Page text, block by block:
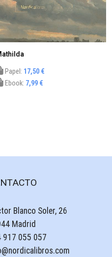
Papel: 17,50 €
Ebook: 7,99 €
Blanco Soler, 26
Madrid
917 055 057